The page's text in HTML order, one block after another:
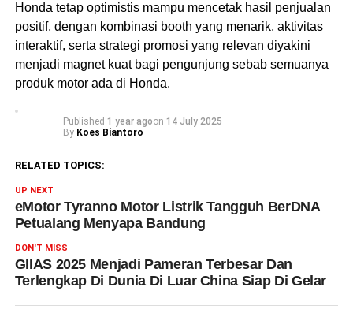
Honda tetap optimistis mampu mencetak hasil penjualan
positif, dengan kombinasi booth yang menarik, aktivitas
interaktif, serta strategi promosi yang relevan diyakini
menjadi magnet kuat bagi pengunjung sebab semuanya
produk motor ada di Honda.
Published 1 year agoon 14 July 2025
By Koes Biantoro
RELATED TOPICS:
UP NEXT
eMotor Tyranno Motor Listrik Tangguh BerDNA
Petualang Menyapa Bandung
DON'T MISS
GIIAS 2025 Menjadi Pameran Terbesar Dan
Terlengkap Di Dunia Di Luar China Siap Di Gelar